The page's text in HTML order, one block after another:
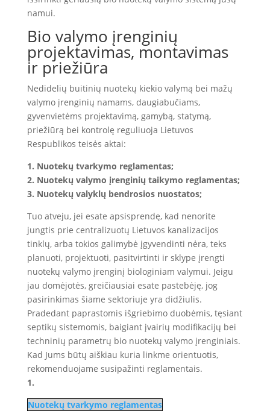
namui.
Bio valymo įrenginių
projektavimas, montavimas
ir priežiūra
Nedidelių buitinių nuotekų kiekio valymą bei mažų
valymo įrenginių namams, daugiabučiams,
gyvenvietėms projektavimą, gamybą, statymą,
priežiūrą bei kontrolę reguliuoja Lietuvos
Respublikos teisės aktai:
1. Nuotekų tvarkymo reglamentas;
2. Nuotekų valymo įrenginių taikymo reglamentas;
3. Nuotekų valyklų bendrosios nuostatos;
Tuo atveju, jei esate apsisprendę, kad nenorite
jungtis prie centralizuotų Lietuvos kanalizacijos
tinklų, arba tokios galimybė įgyvendinti nėra, teks
planuoti, projektuoti, pasitvirtinti ir sklype įrengti
nuotekų valymo įrenginį biologiniam valymui. Jeigu
jau domėjotės, greičiausiai esate pastebėję, jog
pasirinkimas šiame sektoriuje yra didžiulis.
Pradedant paprastomis išgriebimo duobėmis, tęsiant
septikų sistemomis, baigiant įvairių modifikacijų bei
techninių parametrų bio nuotekų valymo įrenginiais.
Kad Jums būtų aiškiau kuria linkme orientuotis,
rekomenduojame susipažinti reglamentais.
1.
Nuotekų tvarkymo reglamentas